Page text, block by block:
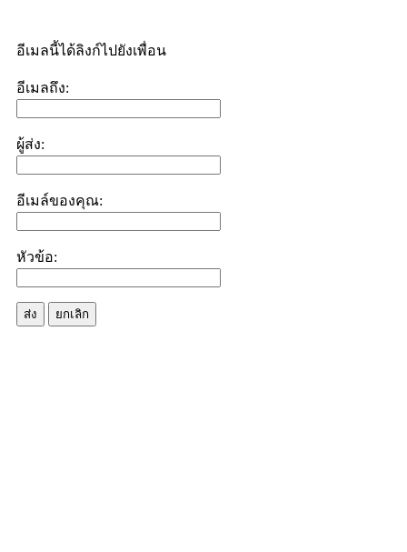
อีเมลนี้ได้ลิงก์ไปยังเพื่อน
อีเมลถึง:
ผู้ส่ง:
อีเมล์ของคุณ:
หัวข้อ:
ส่ง ยกเลิก